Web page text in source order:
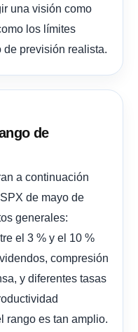
una visión como
los límites
de previsión realista.
de
a continuación
de mayo de
generales:
el 3 % y el 10 %
compresión
y diferentes tasas
rango es tan amplio.